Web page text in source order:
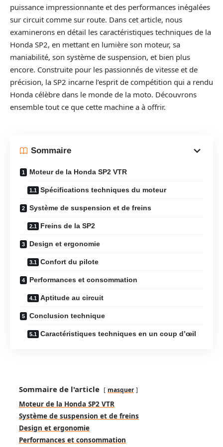
puissance impressionnante et des performances inégalées
sur circuit comme sur route. Dans cet article, nous
examinerons en détail les caractéristiques techniques de la
Honda SP2, en mettant en lumière son moteur, sa
maniabilité, son système de suspension, et bien plus
encore. Construite pour les passionnés de vitesse et de
précision, la SP2 incarne l’esprit de compétition qui a rendu
Honda célèbre dans le monde de la moto. Découvrons
ensemble tout ce que cette machine a à offrir.
Sommaire
Moteur de la Honda SP2 VTR
Spécifications techniques du moteur
Système de suspension et de freins
Freins de la SP2
Design et ergonomie
Confort du pilote
Performances et consommation
Aptitude au circuit
Conclusion technique
Caractéristiques techniques en un coup d’œil
Sommaire de l'article masquer
Moteur de la Honda SP2 VTR
Système de suspension et de freins
Design et ergonomie
Performances et consommation